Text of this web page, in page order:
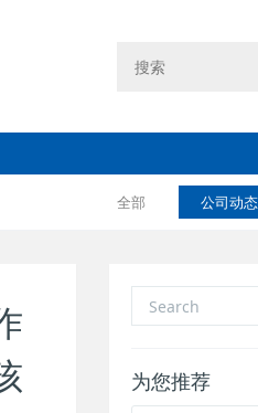
全部 公司动态
为您推荐